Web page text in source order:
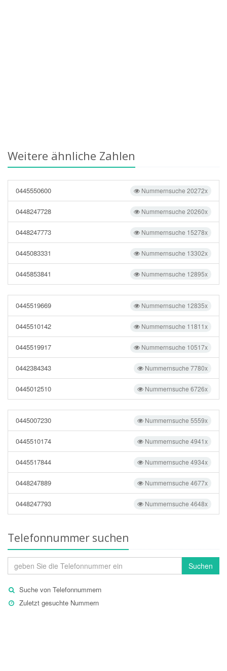
Weitere ähnliche Zahlen
Nummernsuche 20272x
0445550600
Nummernsuche 20260x
0448247728
Nummernsuche 15278x
0448247773
Nummernsuche 13302x
0445083331
Nummernsuche 12895x
0445853841
Nummernsuche 12835x
0445519669
Nummernsuche 11811x
0445510142
Nummernsuche 10517x
0445519917
Nummernsuche 7780x
0442384343
Nummernsuche 6726x
0445012510
Nummernsuche 5559x
0445007230
Nummernsuche 4941x
0445510174
Nummernsuche 4934x
0445517844
Nummernsuche 4677x
0448247889
Nummernsuche 4648x
0448247793
Telefonnummer suchen
Suchen
Suche von Telefonnummern
Zuletzt gesuchte Nummern